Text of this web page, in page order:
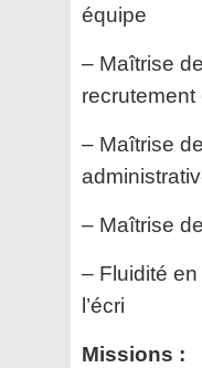
équipe
– Maîtrise
– Maîtrise
– Maîtrise
– Fluidité en
l’écri
Missions :